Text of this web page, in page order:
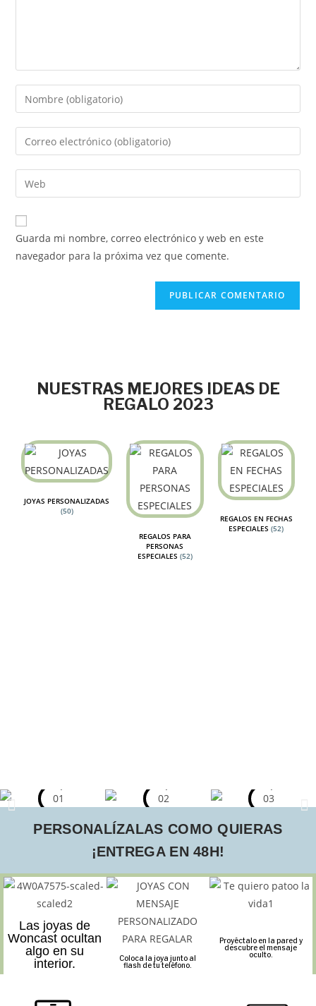
Guarda mi nombre, correo electrónico y web en este
navegador para la próxima vez que comente.
NUESTRAS MEJORES IDEAS DE
REGALO 2023
JOYAS PERSONALIZADAS
(50)
REGALOS PARA
PERSONAS
ESPECIALES (52)
REGALOS EN FECHAS
ESPECIALES(52)
PERSONALÍZALAS COMO QUIERAS
¡ENTREGA EN 48H!
Las joyas de
Woncast ocultan
algo en su
interior.
Coloca la joya junto al
flash de tu teléfono.
Proyéctalo en la pared y
descubre el mensaje
oculto.